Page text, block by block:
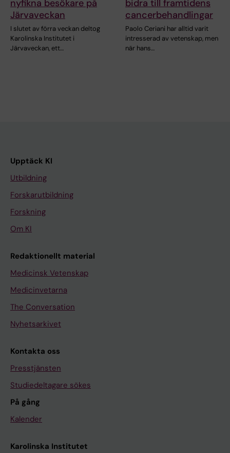
nyfikna besökare på
Järvaveckan
I slutet av förra veckan deltog
Karolinska Institutet i
Järvaveckan, ett…
bidra till framtidens
cancerbehandlingar
Paolo Ceriani har alltid varit
intresserad av vetenskap, men
när hans…
Upptäck KI
Utbildning
Forskarutbildning
Forskning
Om KI
Redaktionellt material
Medicinsk Vetenskap
Medicinvetarna
The Conversation
Nyhetsarkivet
Kontakta oss
Presstjänsten
Studiedeltagare sökes
På gång
Kalender
Karolinska Institutet